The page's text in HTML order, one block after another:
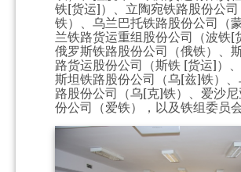
铁[货运]）、立陶宛铁路股份公司
铁）、乌兰巴托铁路股份公司（
兰铁路货运重组股份公司（波铁[
俄罗斯铁路股份公司（俄铁）、
路货运股份公司（斯铁 [货运]）
斯坦铁路股份公司（乌[兹]铁）
路股份公司（乌[克]铁）、爱沙
份公司（爱铁），以及铁组委员会